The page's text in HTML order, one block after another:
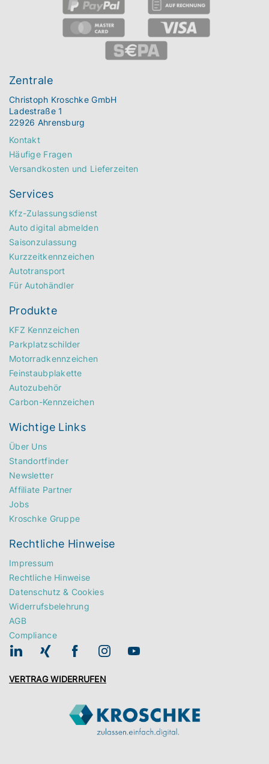
Zentrale
Christoph Kroschke GmbH
Ladestraße 1
22926 Ahrensburg
Kontakt
Häufige Fragen
Versandkosten und Lieferzeiten
Services
Kfz-Zulassungsdienst
Auto digital abmelden
Saisonzulassung
Kurzzeitkennzeichen
Autotransport
Für Autohändler
Produkte
KFZ Kennzeichen
Parkplatzschilder
Motorradkennzeichen
Feinstaubplakette
Autozubehör
Carbon-Kennzeichen
Wichtige Links
Über Uns
Standortfinder
Newsletter
Affiliate Partner
Jobs
Kroschke Gruppe
Rechtliche Hinweise
Impressum
Rechtliche Hinweise
Datenschutz & Cookies
Widerrufsbelehrung
AGB
Compliance
VERTRAG WIDERRUFEN